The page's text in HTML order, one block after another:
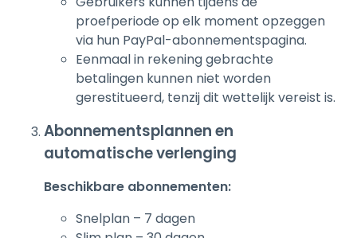
proefperiode op elk moment opzeggen
via hun PayPal-abonnementspagina.
Eenmaal in rekening gebrachte
betalingen kunnen niet worden
gerestitueerd, tenzij dit wettelijk vereist is.
Abonnementsplannen en
automatische verlenging
Beschikbare abonnementen:
Snelplan – 7 dagen